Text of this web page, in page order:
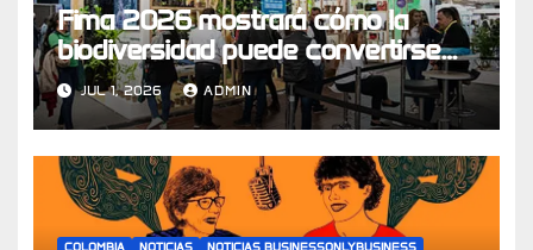
Fima 2026 mostrará cómo la
biodiversidad puede convertirse
en un motor de la economía y
aportar hasta el 10% del PIB en
2030
JUL 1, 2026 ADMIN